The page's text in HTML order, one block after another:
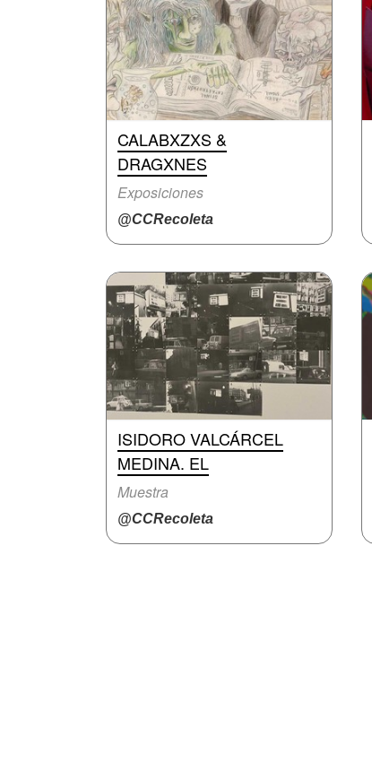
CALABXZXS &
DRAGXNES
Exposiciones
@CCRecoleta
ISIDORO VALCÁRCEL
MEDINA. EL
Muestra
@CCRecoleta